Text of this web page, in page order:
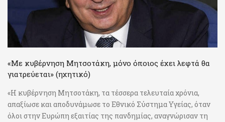
«Με κυβέρνηση Μητσοτάκη, μόνο όποιος έχει λεφτά θα
γιατρεύεται» (ηχητικό)
«Η κυβέρνηση Μητσοτάκη, τα τέσσερα τελευταία χρόνια,
απαξίωσε και αποδυνάμωσε το Εθνικό Σύστημα Υγείας, όταν
όλοι στην Ευρώπη εξαιτίας της πανδημίας, αναγνώρισαν τη